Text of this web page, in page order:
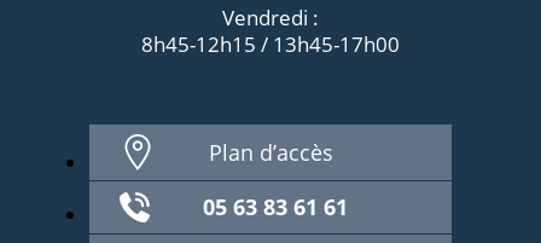
Vendredi :
8h45-12h15 / 13h45-17h00
Plan d’accès
05 63 83 61 61